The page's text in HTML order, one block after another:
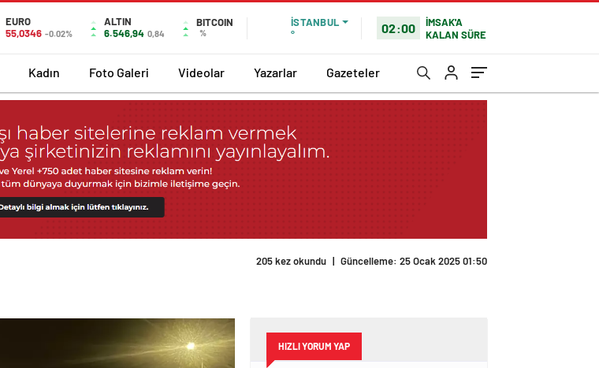
EURO
55,0346 -0.02%
ALTIN
6.546,94 0,84
BITCOIN
%
İSTANBUL
°
02:00
İMSAK'A
KALAN SÜRE
Kadın Foto Galeri Videolar Yazarlar Gazeteler
205 kez okundu | Güncelleme: 25 Ocak 2025 01:50
HIZLI YORUM YAP